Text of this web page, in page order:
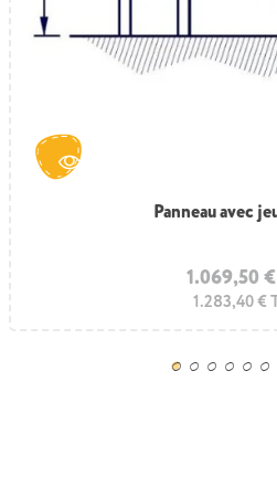
Panneau avec
1.069,50
1.283,40 €